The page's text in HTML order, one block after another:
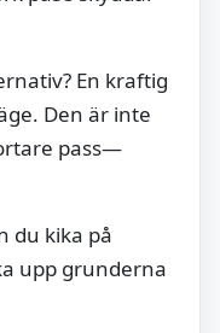
En kraftig
Den är inte
pass—
du kika på
upp grunderna